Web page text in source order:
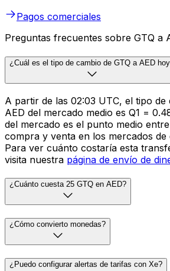
Pagos comerciales
Preguntas frecuentes sobre GTQ a
¿Cuál es el tipo de cambio de GTQ a AED
A partir de las 02:03 UTC, el tipo de
AED del mercado medio es Q1 = د.إ0.4814. La tasa media
del mercado es el punto medio
compra y venta en los mercados de
Para ver cuánto costaría esta
visita nuestra página de envío de
¿Cuánto cuesta 25 GTQ en AED?
¿Cómo convierto monedas?
¿Puedo configurar alertas de tarifas con Xe?